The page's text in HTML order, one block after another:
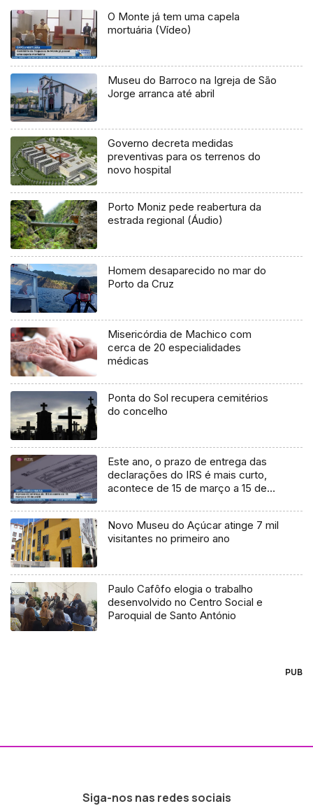
O Monte já tem uma capela
mortuária (Vídeo)
Museu do Barroco na Igreja de São
Jorge arranca até abril
Governo decreta medidas
preventivas para os terrenos do
novo hospital
Porto Moniz pede reabertura da
estrada regional (Áudio)
Homem desaparecido no mar do
Porto da Cruz
Misericórdia de Machico com
cerca de 20 especialidades
médicas
Ponta do Sol recupera cemitérios
do concelho
Este ano, o prazo de entrega das
declarações do IRS é mais curto,
acontece de 15 de março a 15 de
Novo Museu do Açúcar atinge 7 mil
visitantes no primeiro ano
Paulo Cafôfo elogia o trabalho
desenvolvido no Centro Social e
Paroquial de Santo António
PUB
Siga-nos nas redes sociais